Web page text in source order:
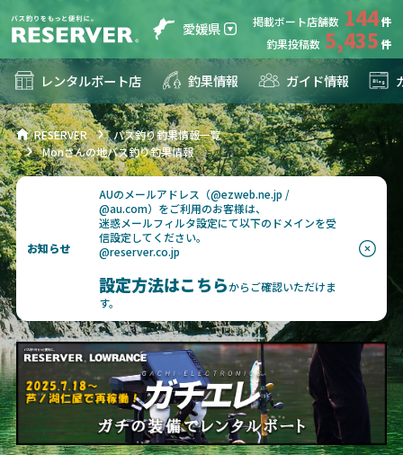
愛媛県 掲載ボート店舗数 144
釣果投稿数 5,435
レンタルボート店 釣果情報 ガイド情報
RESERVER
バス釣り釣果情報一覧
Monさんの地バス釣り釣果情報
お知らせ
AUのメールアドレス（@ezweb.ne.jp /
@au.com）をご利用のお客様は、
迷惑メールフィルタ設定にて以下のドメインを受
信設定してください。
@reserver.co.jp
設定方法はこちらからご確認いただけま
す。